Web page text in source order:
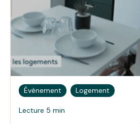
Évènement Logement
Lecture 5 min